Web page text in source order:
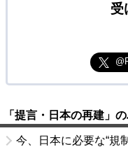
受
「提言・日本の再建」
今、日本に必要な“規